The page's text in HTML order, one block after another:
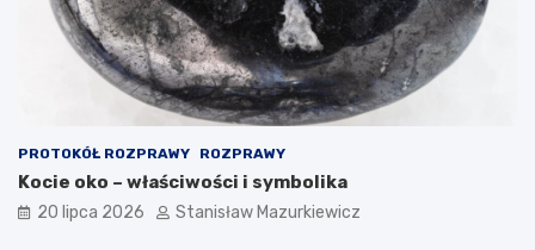
PROTOKÓŁ ROZPRAWY ROZPRAWY
Kocie oko – właściwości i symbolika
20 lipca 2026 Stanisław Mazurkiewicz